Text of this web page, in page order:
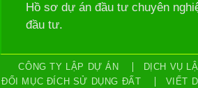
Hồ sơ dự án đầu tư chuyên
đầu tư.
CÔNG TY LẬP DỰ ÁN DỊCH VỤ
ĐỔI MỤC ĐÍCH SỬ DỤNG ĐẤT
VIẾT